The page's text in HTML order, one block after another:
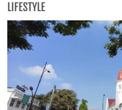
LIFESTYLE